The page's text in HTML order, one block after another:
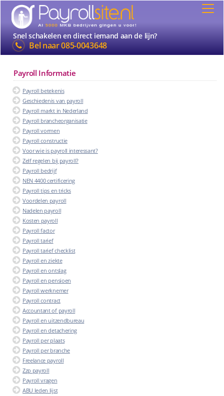
Snel schakelen en direct iemand aan de lijn?
Bel naar085-0043648
Payroll Informatie
Payroll betekenis
Geschiedenis van payroll
Payroll markt in Nederland
Payroll brancheorganisatie
Payroll vormen
Payroll constructie
Voor wie is payroll interessant?
Zelf regelen bij payroll?
Payroll bedrijf
NEN 4400 certificering
Payroll tips en tricks
Voordelen payroll
Nadelen payroll
Kosten payroll
Payroll factor
Payroll tarief
Payroll tarief checklist
Payroll en ziekte
Payroll en ontslag
Payroll en pensioen
Payroll werknemer
Payroll contract
Accountant of payroll
Payroll en uitzendbureau
Payroll en detachering
Payroll per plaats
Payroll per branche
Freelance payroll
Zzp payroll
Payroll vragen
ABU leden lijst